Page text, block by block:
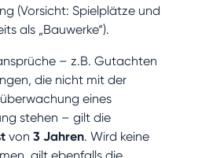
(Vorsicht: Spielplätze und
als „Bauwerke“).
– z.B. Gutachten
die nicht mit der
eines
stehen – gilt die
von 3 Jahren. Wird keine
gilt ebenfalls die